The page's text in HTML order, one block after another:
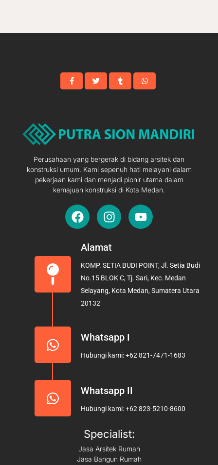
Perusahaan yang bergerak di bidang arsitek dan
konstruksi umum. Kami sepenuh hati melayani dalam
pekerjaan kami dan menjadi pionir utama dalam
kemajuan konstruksi di Kota Medan.
F
a
e
o
o
k
I
n
t
g
r
a
Y
o
b
e
Alamat
KOMP. SETIA BUDI POINT, Jl. Setia Budi
No.15 BLOK C, Tj. Sari, Kec. Medan
Selayang, Kota Medan, Sumatera Utara
20132
Whatsapp I
Hubungi kami: +62 821-7471-1683
Whatsapp II
Hubungi kami: +62 823-5210-8600
Specialist:
Jasa Arsitek Rumah
Jasa Bangun Rumah